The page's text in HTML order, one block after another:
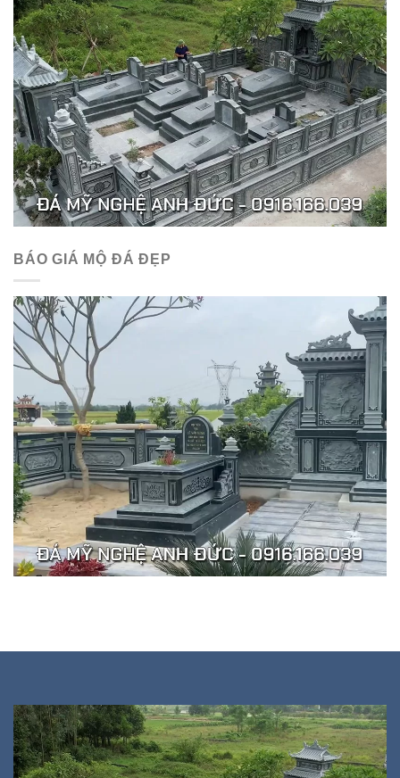
BÁO GIÁ MỘ ĐÁ ĐẸP